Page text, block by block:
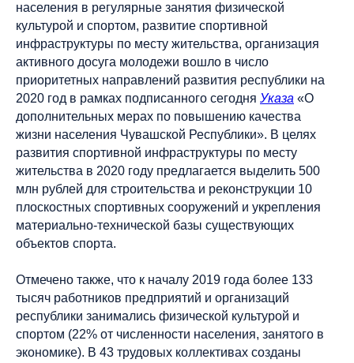
населения в регулярные занятия физической
культурой и спортом, развитие спортивной
инфраструктуры по месту жительства, организация
активного досуга молодежи вошло в число
приоритетных направлений развития республики на
2020 год в рамках подписанного сегодня Указа «О
дополнительных мерах по повышению качества
жизни населения Чувашской Республики». В целях
развития спортивной инфраструктуры по месту
жительства в 2020 году предлагается выделить 500
млн рублей для строительства и реконструкции 10
плоскостных спортивных сооружений и укрепления
материально-технической базы существующих
объектов спорта.
Отмечено также, что к началу 2019 года более 133
тысяч работников предприятий и организаций
республики занимались физической культурой и
спортом (22% от численности населения, занятого в
экономике). В 43 трудовых коллективах созданы